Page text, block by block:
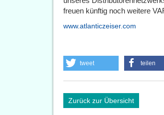
freuen künftig noch weitere
www.atlanticzeiser.com
tweet teilen
Zurück zur Übersicht